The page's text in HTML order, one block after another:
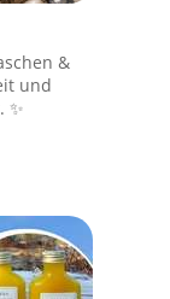
&
und
✨